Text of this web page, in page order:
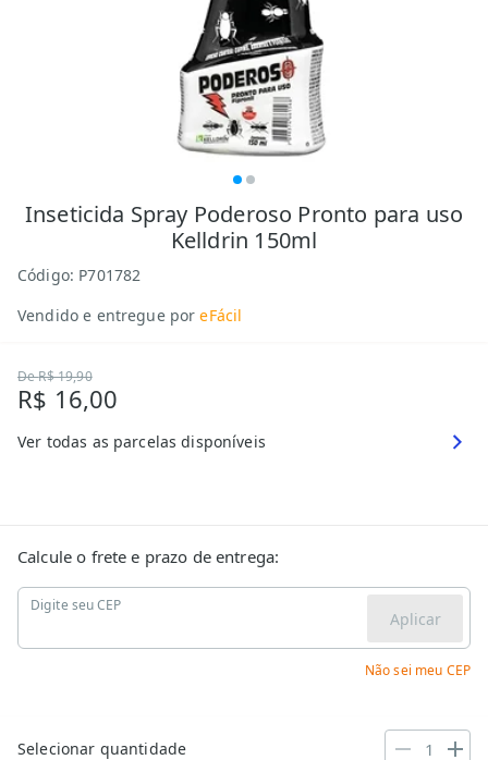
Inseticida Spray Poderoso Pronto para uso
Kelldrin 150ml
Código: P701782
Vendido e entregue por eFácil
DeR$ 19,90
R$ 16,00
Ver todas as parcelas disponíveis
Calcule o frete e prazo de entrega:
Digite seu CEP
Aplicar
Não sei meu CEP
Selecionar quantidade